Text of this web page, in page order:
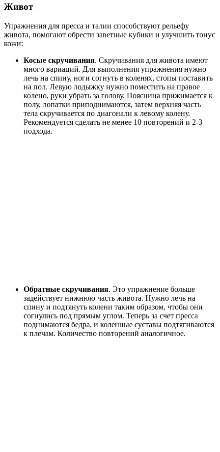
Живот
Упражнения для пресса и талии способствуют рельефу
живота, помогают обрести заветные кубики и улучшить тонус
кожи:
Косые скручивания. Скручивания для живота имеют
много вариаций. Для выполнения упражнения нужно
лечь на спину, ноги согнуть в коленях, стопы поставить
на пол. Левую лодыжку нужно поместить на правое
колено, руки убрать за голову. Поясница прижимается к
полу, лопатки приподнимаются, затем верхняя часть
тела скручивается по диагонали к левому колену.
Рекомендуется сделать не менее 10 повторений и 2-3
подхода.
Обратные скручивания. Это упражнение больше
задействует нижнюю часть живота. Нужно лечь на
спину и подтянуть колени таким образом, чтобы они
согнулись под прямым углом. Теперь за счет пресса
поднимаются бедра, и коленные суставы подтягиваются
к плечам. Количество повторений аналогичное.